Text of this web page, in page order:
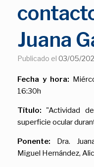
Juana
Publicado el 03/05/
Fecha y hora:
16:30h
Título: "Actividad
superficie ocular
Ponente: Dra.
Miguel Hernández,